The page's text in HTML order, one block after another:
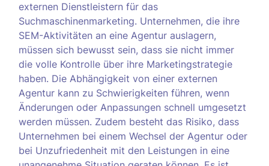
externen Dienstleistern für das
Suchmaschinenmarketing. Unternehmen, die ihre
SEM-Aktivitäten an eine Agentur auslagern,
müssen sich bewusst sein, dass sie nicht immer
die volle Kontrolle über ihre Marketingstrategie
haben. Die Abhängigkeit von einer externen
Agentur kann zu Schwierigkeiten führen, wenn
Änderungen oder Anpassungen schnell umgesetzt
werden müssen. Zudem besteht das Risiko, dass
Unternehmen bei einem Wechsel der Agentur oder
bei Unzufriedenheit mit den Leistungen in eine